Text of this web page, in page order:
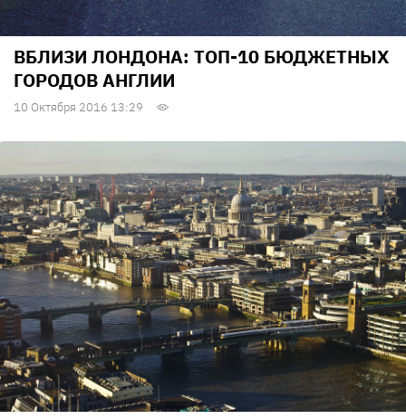
ВБЛИЗИ ЛОНДОНА: ТОП-10 БЮДЖЕТНЫХ
ГОРОДОВ АНГЛИИ
10 Октября 2016 13:29